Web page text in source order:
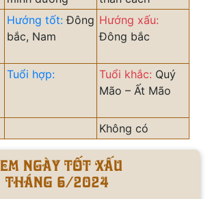
Hướng tốt: Đông
bắc, Nam
Hướng xấu:
Đông bắc
Tuổi hợp: Tuổi khắc: Quý
Mão – Ất Mão
Không có
ngày tốt xấu
tháng 6/2024